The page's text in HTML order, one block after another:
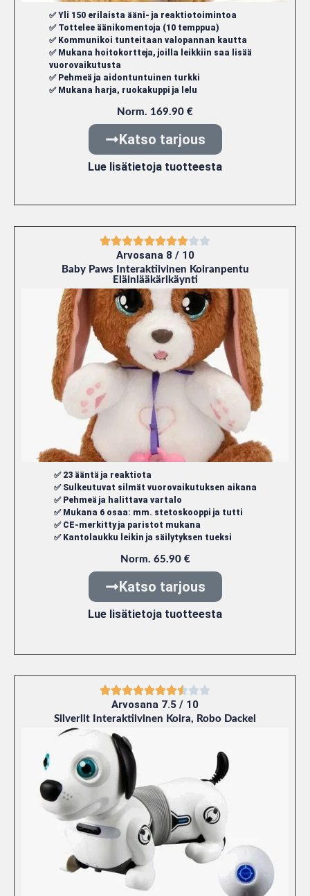
✅ Yli 150 erilaista ääni- ja reaktiotoimintoa
✅ Tottelee äänikomentoja (10 temppua)
✅ Kommunikoi tunteitaan valopannan kautta
✅ Mukana hoitokortteja, joilla leikkiin saa lisää
vuorovaikutusta
✅ Pehmeä ja aidontuntuinen turkki
✅ Mukana harja, ruokakuppi ja lelu
Norm. 169.90 €
Katso tarjous
Lue lisätietoja tuotteesta
Arvosana 8 / 10
Baby Paws Interaktiivinen Koiranpentu
Eläinlääkärikäynti
✅ 23 ääntä ja reaktiota
✅ Sulkeutuvat silmät vuorovaikutuksen aikana
✅ Pehmeä ja halittava vartalo
✅ Mukana 6 osaa: mm. stetoskooppi ja tutti
✅ CE-merkitty ja paristot mukana
✅ Kantolaukku leikin ja säilytyksen tueksi
Norm. 65.90 €
Katso tarjous
Lue lisätietoja tuotteesta
Arvosana 7.5 / 10
Silverlit Interaktiivinen Koira, Robo Dackel